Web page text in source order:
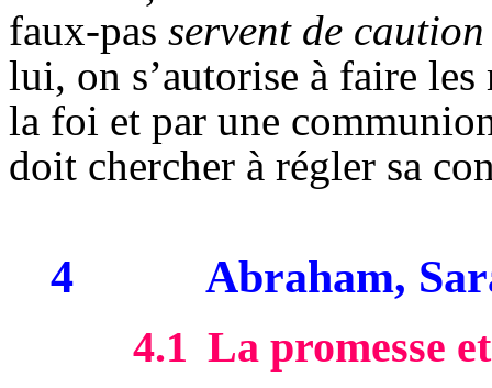
faux-pas servent de caution
lui, on s’autorise à faire les
la foi et par une
doit chercher à régler sa
4 Abraham,
4.1 La promesse